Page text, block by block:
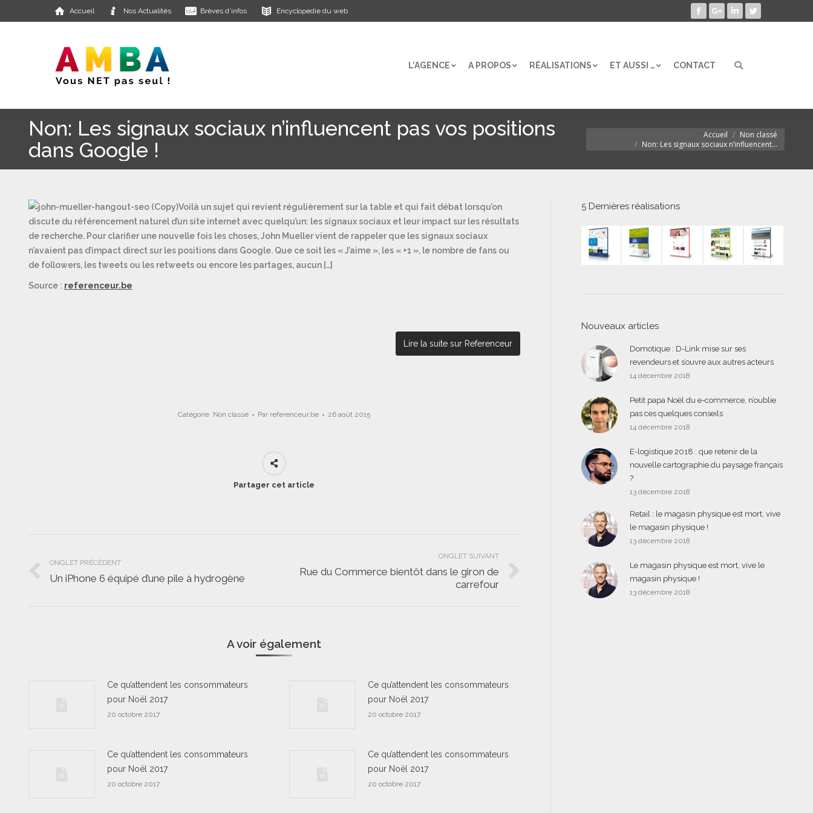
Accueil Nos Actualités Brèves d’infos Encyclopedie du web
Facebook
Google+LinkedInTwitter
L’AGENCE A PROPOS RÉALISATIONS ET AUSSI … CONTACT Search:
Non: Les signaux sociaux n’influencent pas vos positions
dans Google !
Accueil
Non classé
Non: Les signaux sociaux n’influencent…
Voilà un sujet qui revient régulièrement sur la table et qui fait débat lorsqu’on
discute du référencement naturel d’un site internet avec quelqu’un: les signaux sociaux et leur impact sur les résultats
de recherche. Pour clarifier une nouvelle fois les choses, John Mueller vient de rappeler que les signaux sociaux
n’avaient pas d’impact direct sur les positions dans Google. Que ce soit les « J’aime », les « +1 », le nombre de fans ou
de followers, les tweets ou les retweets ou encore les partages, aucun […]
Source : referenceur.be
Lire la suite sur Referenceur
Catégorie Non classé Par referenceur.be 26 août 2015
Partager cet article
deONGLET PRÉCÉDENT
Onglet
Un iPhone 6 équipé d’une pile à hydrogène
ONGLET SUIVANT
Onglet
Rue du Commerce bientôt dans le giron de
carrefour
A voir également
Ce qu’attendent les consommateurs
pour Noël 2017
20 octobre 2017
Ce qu’attendent les consommateurs
pour Noël 2017
20 octobre 2017
Ce qu’attendent les consommateurs
pour Noël 2017
20 octobre 2017
Ce qu’attendent les consommateurs
pour Noël 2017
20 octobre 2017
5 Dernières réalisations
Nouveaux articles
Domotique : D-Link mise sur ses
revendeurs et s’ouvre aux autres acteurs
14 décembre 2018
Petit papa Noël du e-commerce, n’oublie
pas ces quelques conseils
14 décembre 2018
E-logistique 2018 : que retenir de la
nouvelle cartographie du paysage français
?
13 décembre 2018
Retail : le magasin physique est mort, vive
le magasin physique !
13 décembre 2018
Le magasin physique est mort, vive le
magasin physique !
13 décembre 2018